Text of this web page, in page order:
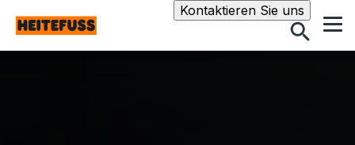
Kontaktieren Sie unsSuche